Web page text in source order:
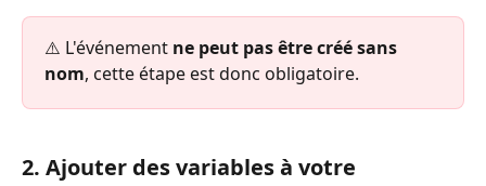
⚠️ L'événement ne peut pas être créé sans
nom, cette étape est donc obligatoire.
2. Ajouter des variables à votre